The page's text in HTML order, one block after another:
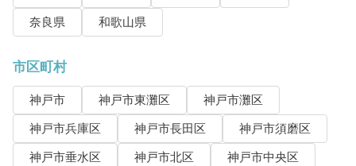
奈良県
和歌山県
市区町村
神戸市 神戸市東灘区
神戸市灘区
神戸市兵庫区
神戸市長田区
神戸市須磨区
神戸市垂水区
神戸市北区
神戸市中央区